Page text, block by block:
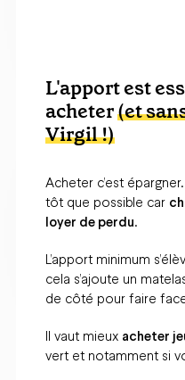
L'apport est
acheter(et
Virgil !)
Acheter c’est
tôt que possible car
loyer de perdu.
L’apport minimum
cela s’ajoute un
de côté pour faire
Il vaut mieux acheter
vert et notamment si